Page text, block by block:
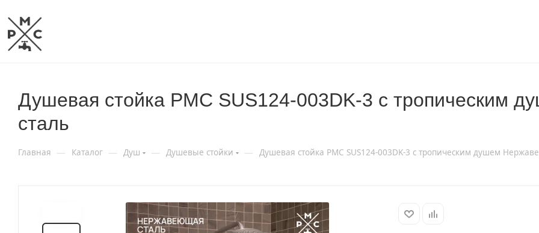
Душевая стойка РМС SUS124-003DK-3 с тропическим
сталь
Главная — Каталог — Душ — Душевые стойки — Душевая стойка РМС SUS124-003DK-3 с тропическим душем